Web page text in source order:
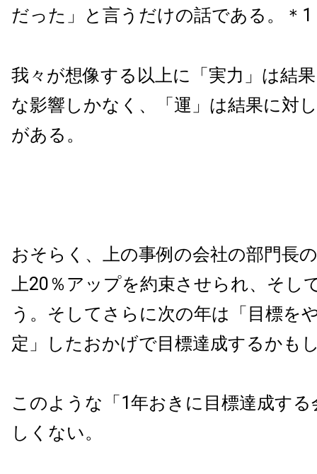
だった」と言うだけの話である。＊1
我々が想像する以上に「実力」は結
な影響しかなく、「運」は結果に対
がある。
おそらく、上の事例の会社の部門長
上20％アップを約束させられ、そし
う。そしてさらに次の年は「目標を
定」したおかげで目標達成するかも
このような「1年おきに目標達成す
しくない。